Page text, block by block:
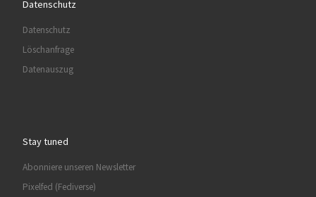
Datenschutz
Datenschutz
Löschanfrage
Datenauszug
Stay tuned
Abonniere unseren Newsletter
Pixelfed (Fediverse)